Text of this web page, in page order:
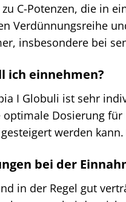
C-Potenzen, die in
Verdünnungsreihe
insbesondere bei
ich einnehmen?
I Globuli ist sehr
Dosierung
werden
bei der
in der Regel gut